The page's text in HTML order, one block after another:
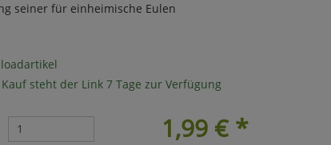
seiner für einheimische Eulen
steht der Link 7 Tage zur Verfügung
1,99 €*